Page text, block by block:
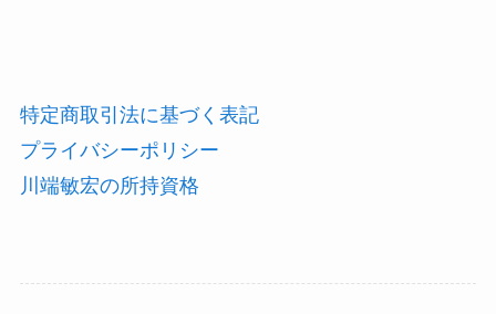
特定商取引法に基づく表記
プライバシーポリシー
川端敏宏の所持資格